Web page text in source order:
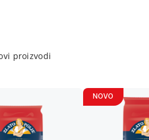
proizvodi
NOVO